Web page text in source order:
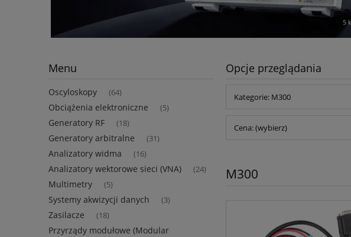
Menu
Oscyloskopy (64)
Obciążenia elektroniczne (5)
Generatory RF (18)
Generatory arbitralne (31)
Analizatory widma (16)
Analizatory wektorowe sieci (VNA) (24)
Multimetry (5)
Systemy akwizycji danych (3)
Zasilacze (18)
Przyrządy modułowe (Modular
Opcje przeglądania
Kategorie: M300
Cena: (wybierz)
M300